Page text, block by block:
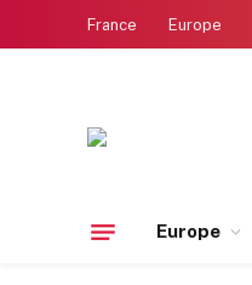
France Europe
Europe